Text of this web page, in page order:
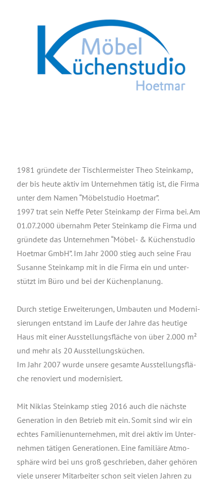
1981 grün­de­te der Tisch­ler­meis­ter Theo Stein­kamp,
der bis heu­te aktiv im Unter­neh­men tätig ist, die Fir­ma
unter dem Namen “Möbel­stu­dio Hoet­mar”.
1997 trat sein Nef­fe Peter Stein­kamp der Fir­ma bei. Am
01.07.2000 über­nahm Peter Stein­kamp die Fir­ma und
grün­de­te das Unter­neh­men “Möbel- & Küchen­stu­dio
Hoet­mar GmbH”. Im Jahr 2000 stieg auch sei­ne Frau
Susan­ne Stein­kamp mit in die Fir­ma ein und unter­
stützt im Büro und bei der Küchenplanung.
Durch ste­ti­ge Erwei­te­run­gen, Umbau­ten und Moder­ni­
sie­run­gen ent­stand im Lau­fe der Jah­re das heu­ti­ge
Haus mit einer Aus­stel­lungs­flä­che von über 2.000 m²
und mehr als 20 Aus­stel­lungs­kü­chen.
Im Jahr 2007 wur­de unse­re gesam­te Aus­stel­lungs­flä­
che reno­viert und modernisiert.
Mit Niklas Stein­kamp stieg 2016 auch die nächs­te
Gene­ra­ti­on in den Betrieb mit ein. Somit sind wir ein
ech­tes Fami­li­en­un­ter­neh­men, mit drei aktiv im Unter­
neh­men täti­gen Gene­ra­tio­nen. Eine fami­liä­re Atmo­
sphä­re wird bei uns groß geschrie­ben, daher gehö­ren
vie­le unse­rer Mit­ar­bei­ter schon seit vie­len Jah­ren zu